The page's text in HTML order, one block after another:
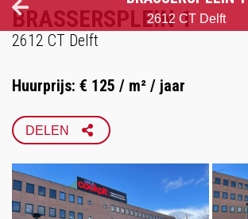
2612 CT Delft
BRASSERSPLEIN 1
2612 CT Delft
Huurprijs: € 125 / m² / jaar
DELEN
LINKEDIN
WHATSAPP